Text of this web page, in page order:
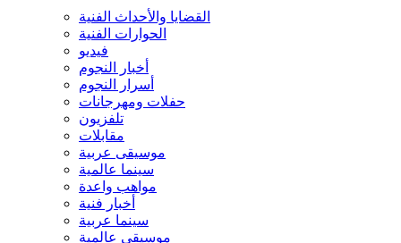
القضايا والأحداث الفنية
الحوارات الفنية
فيديو
أخبار النجوم
أسرار النجوم
حفلات ومهرجانات
تلفزيون
مقابلات
موسيقى عربية
سينما عالمية
مواهب واعدة
أخبار فنية
سينما عربية
موسيقى عالمية